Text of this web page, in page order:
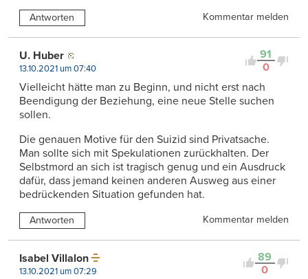
Antworten Kommentar melden
91
0
U. Huber
13.10.2021 um 07:40
Vielleicht hätte man zu Beginn, und nicht erst nach
Beendigung der Beziehung, eine neue Stelle suchen
sollen.
Die genauen Motive für den Suizid sind Privatsache.
Man sollte sich mit Spekulationen zurückhalten. Der
Selbstmord an sich ist tragisch genug und ein Ausdruck
dafür, dass jemand keinen anderen Ausweg aus einer
bedrückenden Situation gefunden hat.
Antworten Kommentar melden
89
0
Isabel Villalon
13.10.2021 um 07:29